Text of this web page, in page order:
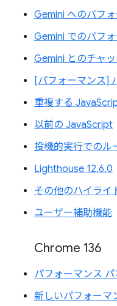
Gemini へのパフ
Gemini でのパフ
Gemini とのチャ
[パフォーマンス]
重複する
以前の JavaScript
投機的実行でのル
Lighthouse 12.6.0
その他のハイライ
ユーザー補助機能
Chrome 136
パフォーマンス
新しいパフォーマ